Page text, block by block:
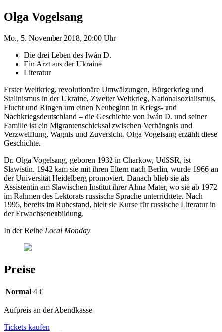
Olga Vogelsang
Mo., 5. November 2018, 20:00 Uhr
Die drei Leben des Iwán D.
Ein Arzt aus der Ukraine
Literatur
Erster Weltkrieg, revolutionäre Umwälzungen, Bürgerkrieg und
Stalinismus in der Ukraine, Zweiter Weltkrieg, Nationalsozialismus,
Flucht und Ringen um einen Neubeginn in Kriegs- und
Nachkriegsdeutschland – die Geschichte von Iwán D. und seiner
Familie ist ein Migrantenschicksal zwischen Verhängnis und
Verzweiflung, Wagnis und Zuversicht. Olga Vogelsang erzählt diese
Geschichte.
Dr. Olga Vogelsang, geboren 1932 in Charkow, UdSSR, ist
Slawistin. 1942 kam sie mit ihren Eltern nach Berlin, wurde 1966 an
der Universität Heidelberg promoviert. Danach blieb sie als
Assistentin am Slawischen Institut ihrer Alma Mater, wo sie ab 1972
im Rahmen des Lektorats russische Sprache unterrichtete. Nach
1995, bereits im Ruhestand, hielt sie Kurse für russische Literatur in
der Erwachsenenbildung.
In der Reihe Local Monday
Preise
Normal 4 €
Aufpreis an der Abendkasse
Tickets kaufen